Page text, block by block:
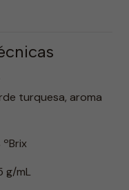
turquesa, aroma
ºBrix
g/mL